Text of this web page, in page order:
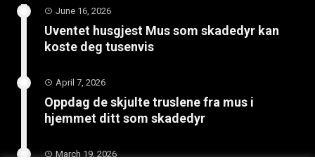
June 16, 2026
Uventet husgjest Mus som skadedyr kan
koste deg tusenvis
April 7, 2026
Oppdag de skjulte truslene fra mus i
hjemmet ditt som skadedyr
March 19, 2026